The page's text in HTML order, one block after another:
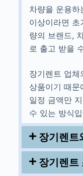
차량을 운용하
이상이라면
량의 브랜드,
로 출고 받을
장기렌트 업
상품이기 때
일정 금액만
수 있는 방식
장기렌트
장기렌트